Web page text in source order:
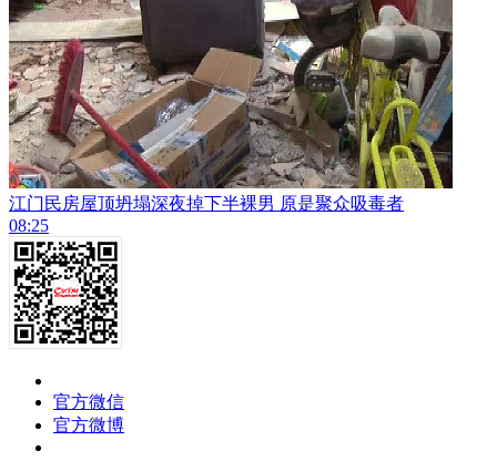
江门民房屋顶坍塌深夜掉下半裸男 原是聚众吸毒者
08:25
官方微信
官方微博